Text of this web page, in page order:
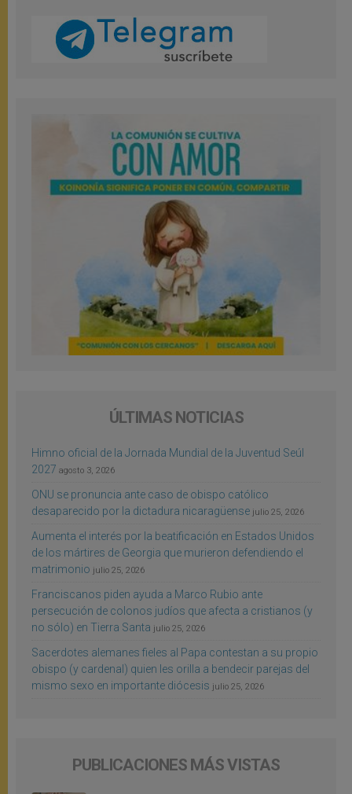
ÚLTIMAS NOTICIAS
Himno oficial de la Jornada Mundial de la Juventud Seúl
2027 agosto 3, 2026
ONU se pronuncia ante caso de obispo católico
desaparecido por la dictadura nicaragüense julio 25, 2026
Aumenta el interés por la beatificación en Estados Unidos
de los mártires de Georgia que murieron defendiendo el
matrimonio julio 25, 2026
Franciscanos piden ayuda a Marco Rubio ante
persecución de colonos judíos que afecta a cristianos (y
no sólo) en Tierra Santa julio 25, 2026
Sacerdotes alemanes fieles al Papa contestan a su propio
obispo (y cardenal) quien les orilla a bendecir parejas del
mismo sexo en importante diócesis julio 25, 2026
PUBLICACIONES MÁS VISTAS